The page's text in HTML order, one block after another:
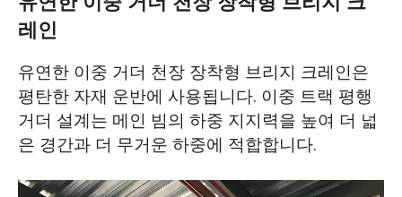
레인
유연한 이중 거더 천장 장착형 브리지 크레인은
평탄한 자재 운반에 사용됩니다. 이중 트랙 평행
거더 설계는 메인 빔의 하중 지지력을 높여 더 넓
은 경간과 더 무거운 하중에 적합합니다.